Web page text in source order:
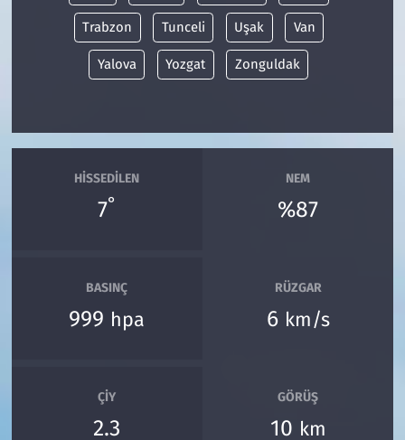
Trabzon Tunceli Uşak Van
Yalova Yozgat Zonguldak
HISSEDILEN
7°
NEM
%87
BASINÇ
999 hpa
RÜZGAR
6 km/s
ÇIY
2.3
GÖRÜŞ
10 km